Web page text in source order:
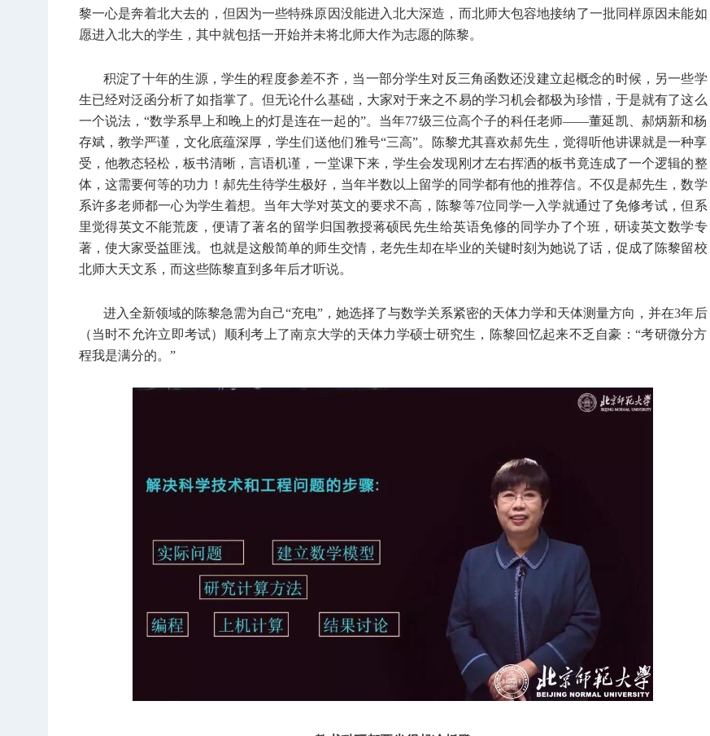
黎一心是奔着北大去的，但因为一些特殊原因没能进入北大深造，而北师大包容地接纳了一批同样原因未能如
愿进入北大的学生，其中就包括一开始并未将北师大作为志愿的陈黎。
积淀了十年的生源，学生的程度参差不齐，当一部分学生对反三角函数还没建立起概念的时候，另一些学
生已经对泛函分析了如指掌了。但无论什么基础，大家对于来之不易的学习机会都极为珍惜，于是就有了这么
一个说法，“数学系早上和晚上的灯是连在一起的”。当年77级三位高个子的科任老师——董延凯、郝炳新和杨
存斌，教学严谨，文化底蕴深厚，学生们送他们雅号“三高”。陈黎尤其喜欢郝先生，觉得听他讲课就是一种享
受，他教态轻松，板书清晰，言语机谨，一堂课下来，学生会发现刚才左右挥洒的板书竟连成了一个逻辑的整
体，这需要何等的功力！郝先生待学生极好，当年半数以上留学的同学都有他的推荐信。不仅是郝先生，数学
系许多老师都一心为学生着想。当年大学对英文的要求不高，陈黎等7位同学一入学就通过了免修考试，但系
里觉得英文不能荒废，便请了著名的留学归国教授蒋硕民先生给英语免修的同学办了个班，研读英文数学专
著，使大家受益匪浅。也就是这般简单的师生交情，老先生却在毕业的关键时刻为她说了话，促成了陈黎留校
北师大天文系，而这些陈黎直到多年后才听说。
进入全新领域的陈黎急需为自己“充电”，她选择了与数学关系紧密的天体力学和天体测量方向，并在3年后
（当时不允许立即考试）顺利考上了南京大学的天体力学硕士研究生，陈黎回忆起来不乏自豪：“考研微分方
程我是满分的。”